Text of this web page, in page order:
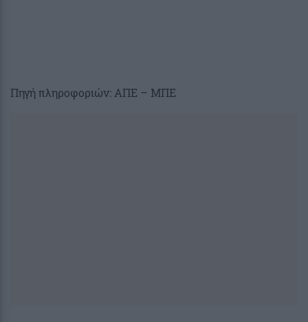
Πηγή πληροφοριών: ΑΠΕ – ΜΠΕ